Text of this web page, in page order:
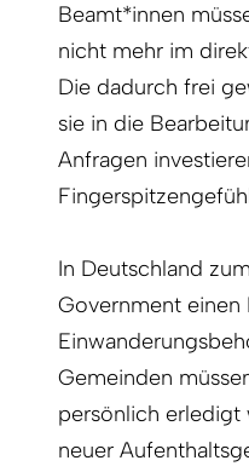
Beamt*innen
nicht mehr im
Die dadurch frei
sie in die
Anfragen
In Deutschland
Government
Gemeinden
persönlich erledigt
neuer